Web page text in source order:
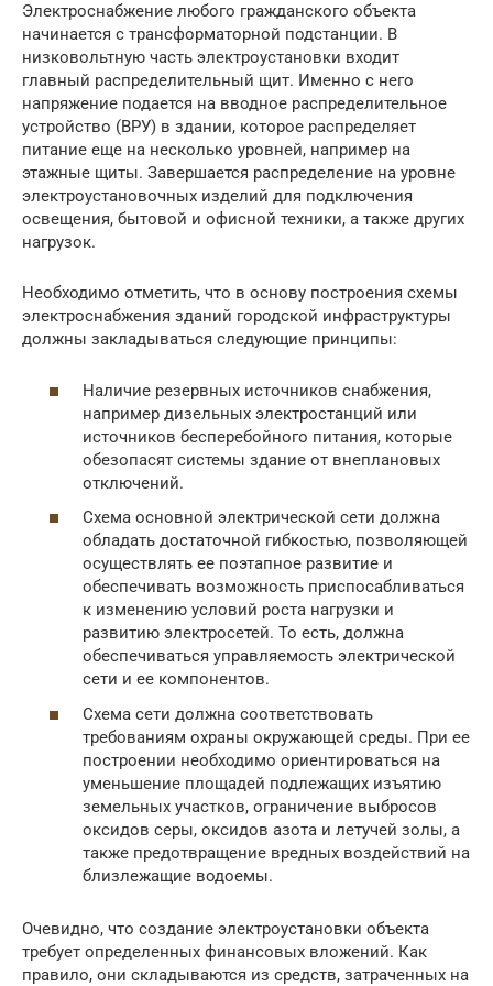
Электроснабжение любого гражданского объекта
начинается с трансформаторной подстанции. В
низковольтную часть электроустановки входит
главный распределительный щит. Именно с него
напряжение подается на вводное распределительное
устройство (ВРУ) в здании, которое распределяет
питание еще на несколько уровней, например на
этажные щиты. Завершается распределение на уровне
электроустановочных изделий для подключения
освещения, бытовой и офисной техники, а также других
нагрузок.
Необходимо отметить, что в основу построения схемы
электроснабжения зданий городской инфраструктуры
должны закладываться следующие принципы:
Наличие резервных источников снабжения,
например дизельных электростанций или
источников бесперебойного питания, которые
обезопасят системы здание от внеплановых
отключений.
Схема основной электрической сети должна
обладать достаточной гибкостью, позволяющей
осуществлять ее поэтапное развитие и
обеспечивать возможность приспосабливаться
к изменению условий роста нагрузки и
развитию электросетей. То есть, должна
обеспечиваться управляемость электрической
сети и ее компонентов.
Схема сети должна соответствовать
требованиям охраны окружающей среды. При ее
построении необходимо ориентироваться на
уменьшение площадей подлежащих изъятию
земельных участков, ограничение выбросов
оксидов серы, оксидов азота и летучей золы, а
также предотвращение вредных воздействий на
близлежащие водоемы.
Очевидно, что создание электроустановки объекта
требует определенных финансовых вложений. Как
правило, они складываются из средств, затраченных на